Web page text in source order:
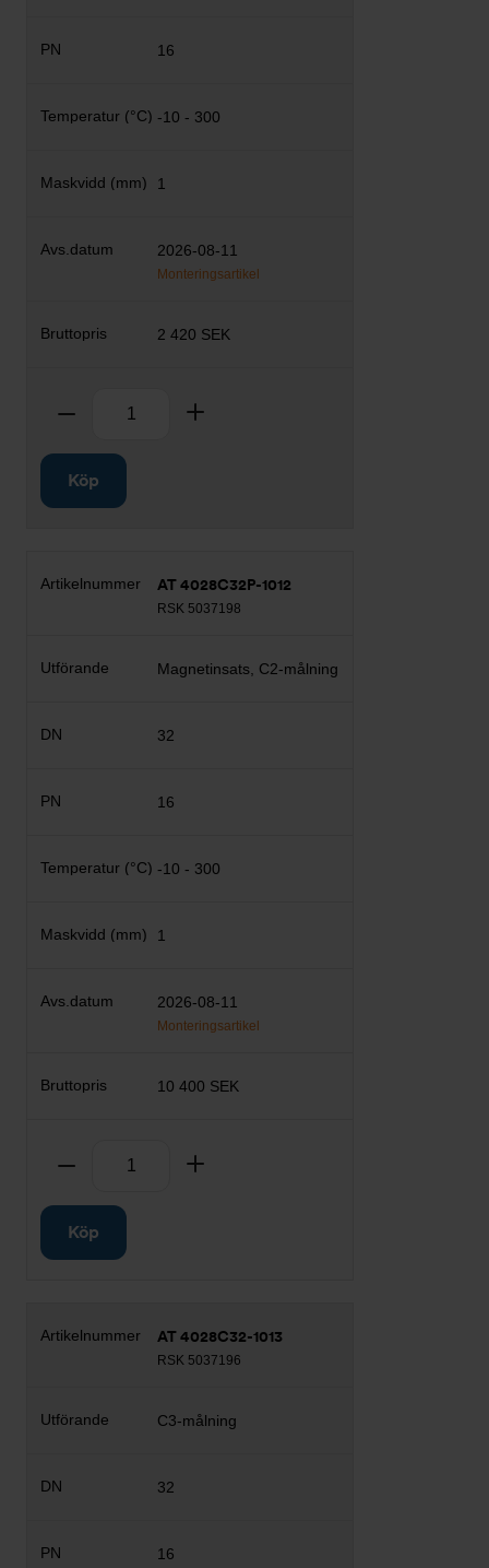
16
-10 - 300
1
2026-08-11
Monteringsartikel
2 420 SEK
Ta bort
Köp
AT 4028C32P-1012
RSK 5037198
Magnetinsats, C2-målning
32
16
-10 - 300
1
2026-08-11
Monteringsartikel
10 400 SEK
Ta bort
Köp
AT 4028C32-1013
RSK 5037196
C3-målning
32
16